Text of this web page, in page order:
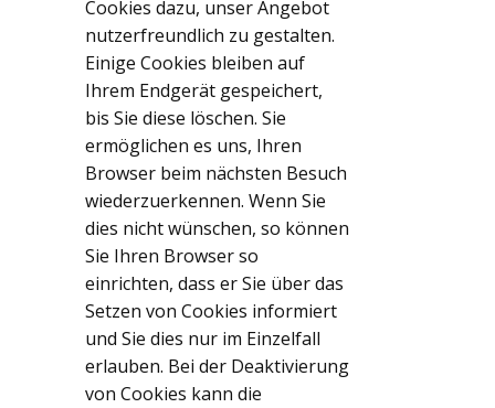
Cookies dazu, unser Angebot
nutzerfreundlich zu gestalten.
Einige Cookies bleiben auf
Ihrem Endgerät gespeichert,
bis Sie diese löschen. Sie
ermöglichen es uns, Ihren
Browser beim nächsten Besuch
wiederzuerkennen. Wenn Sie
dies nicht wünschen, so können
Sie Ihren Browser so
einrichten, dass er Sie über das
Setzen von Cookies informiert
und Sie dies nur im Einzelfall
erlauben. Bei der Deaktivierung
von Cookies kann die